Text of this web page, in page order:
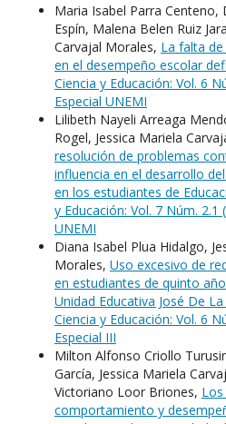
Maria Isabel Parra Centeno,
Espín, Malena Belen Ruiz
Carvajal Morales, La falta
en el desempeño escolar
Ciencia y Educación: Vol. 6
Especial UNEMI
Lilibeth Nayeli Arreaga
Rogel, Jessica Mariela
resolución de problemas
influencia en el desarrollo
en los estudiantes de
y Educación: Vol. 7 Núm. 2.1
UNEMI
Diana Isabel Plua Hidalgo,
Morales, Uso excesivo de
en estudiantes de quinto
Unidad Educativa José De
Ciencia y Educación: Vol. 6
Especial III
Milton Alfonso Criollo
García, Jessica Mariela
Victoriano Loor Briones,
comportamiento y